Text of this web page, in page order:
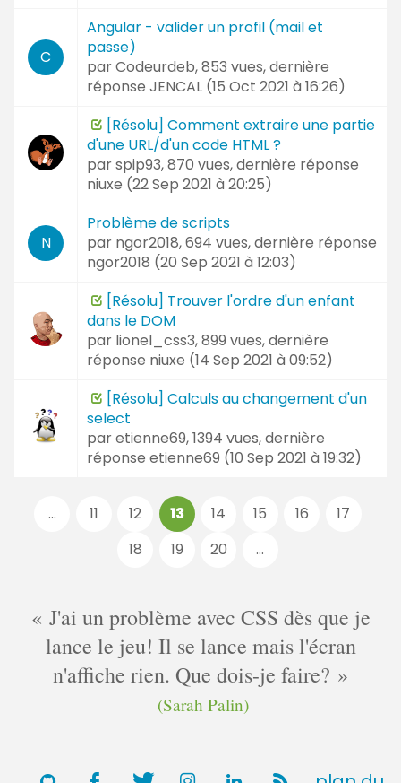
C
Angular - valider un profil (mail et
passe)
parCodeurdeb, 853 vues, dernière
réponse JENCAL (15 Oct 2021 à 16:26)
[Résolu] Comment extraire une partie
d'une URL/d'un code HTML ?
parspip93, 870 vues, dernière réponse
niuxe (22 Sep 2021 à 20:25)
N
Problème de scripts
par ngor2018, 694 vues, dernière réponse
ngor2018 (20 Sep 2021 à 12:03)
[Résolu] Trouver l'ordre d'un enfant
dans le DOM
par lionel_css3, 899 vues, dernière
réponse niuxe (14 Sep 2021 à 09:52)
[Résolu] Calculs au changement d'un
select
paretienne69, 1394 vues, dernière
réponse etienne69 (10 Sep 2021 à 19:32)
... 11 12 13 14 15 16
17
18
19 20 ...
J'ai un problème avec CSS dès que je
lance le jeu! Il se lance mais l'écran
n'affiche rien. Que dois-je faire?
(Sarah Palin)